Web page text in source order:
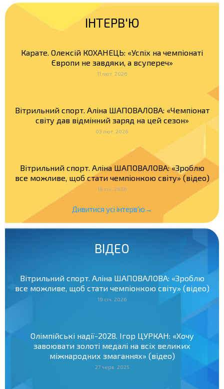
ІНТЕРВ'Ю
Карате. Олексій КОХАНЕЦЬ: «Успіх на чемпіонаті
Європи не завдяки, а всупереч»
11 лют. 2026
Вітрильний спорт. Аліна ШАПОВАЛОВА: «Чемпіонат
світу дав відмінний заряд на цей сезон»
03 лют. 2026
Вітрильний спорт. Аліна ШАПОВАЛОВА: «Зроблю
все можливе, щоб стати чемпіонкою світу» (відео)
19 січ. 2026
Дивитися усі інтерв'ю→
ВІДЕО
Вітрильний спорт. Аліна ШАПОВАЛОВА: «Зроблю
все можливе, щоб стати чемпіонкою світу» (відео)
19 січ. 2026
Олімпійські надії-2028. Ігор ЦУРКАН: «Хочу
завоювати золоті медалі на всіх великих
міжнародних змаганнях» (відео)
27 черв. 2025